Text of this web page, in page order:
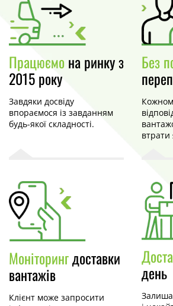
Працюємо на ринку з
2015 року
Завдяки досвіду
впораємося із завданням
будь-якої складності.
Без
втрати
Моніторингдоставки
вантажів
Клієнт може запросити
день